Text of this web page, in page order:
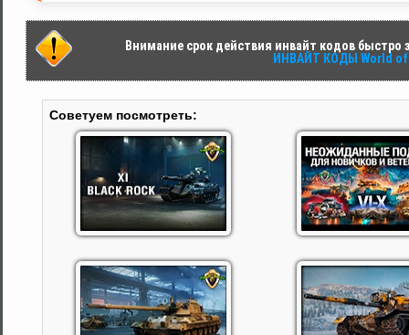
Внимание срок действия инвайт кодов быстро
ИНВАЙТ КОДЫ World
Советуем посмотреть: